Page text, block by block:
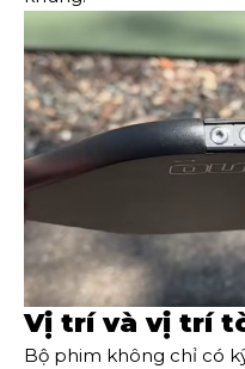
Vị trí và vị trí
Bộ phim không chỉ có